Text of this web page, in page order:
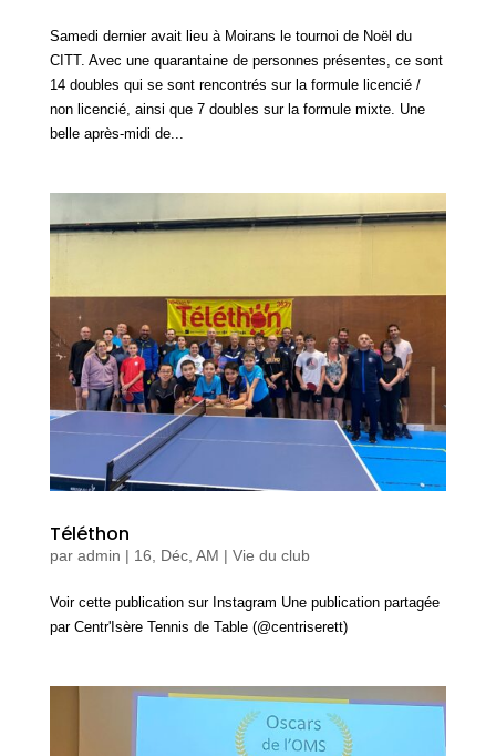
Samedi dernier avait lieu à Moirans le tournoi de Noël du
CITT. Avec une quarantaine de personnes présentes, ce sont
14 doubles qui se sont rencontrés sur la formule licencié /
non licencié, ainsi que 7 doubles sur la formule mixte. Une
belle après-midi de...
Téléthon
par admin | 16, Déc, AM | Vie du club
Voir cette publication sur Instagram Une publication partagée
par Centr'Isère Tennis de Table (@centriserett)